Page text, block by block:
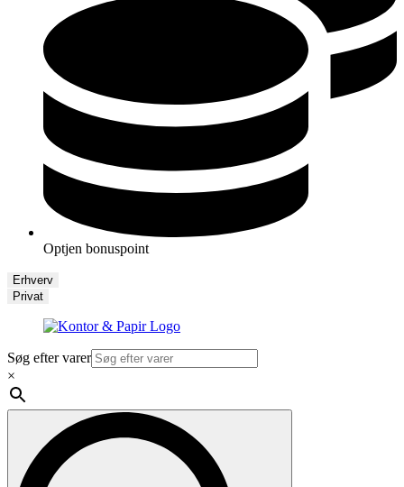
Optjen bonuspoint
Erhverv
Privat
Søg efter varer
×